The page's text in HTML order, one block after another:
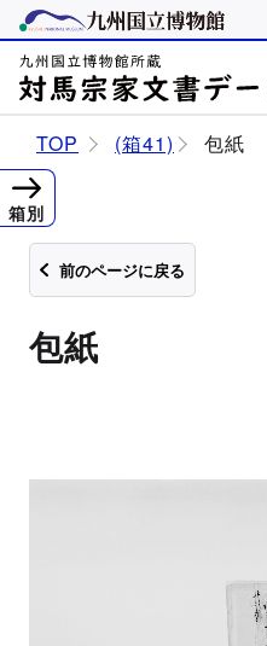
TOP (箱41) 包紙
前のページに戻る
包紙
箱別